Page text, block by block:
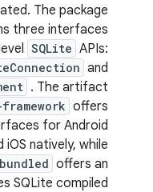
The package
three interfaces
SQLite APIs:
and
. The artifact
offers
for Android
iOS natively, while
offers an
SQLite compiled